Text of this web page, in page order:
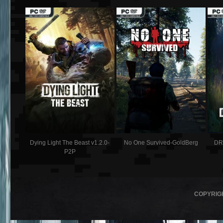
Dying Light The Beast v1.2.0-
P2P
No One Survived-GoldBerg